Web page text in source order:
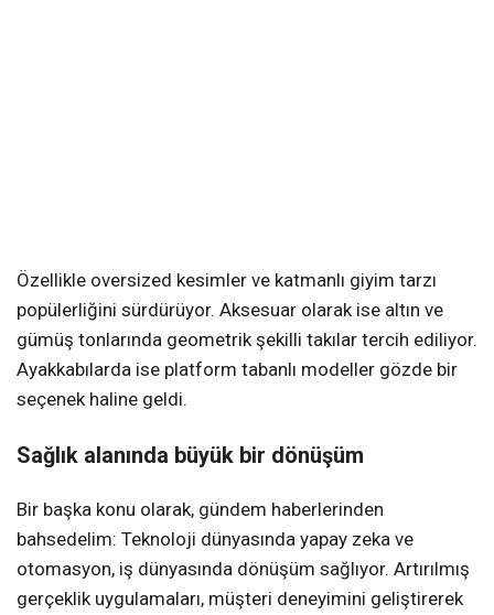
Özellikle oversized kesimler ve katmanlı giyim tarzı
popülerliğini sürdürüyor. Aksesuar olarak ise altın ve
gümüş tonlarında geometrik şekilli takılar tercih ediliyor.
Ayakkabılarda ise platform tabanlı modeller gözde bir
seçenek haline geldi.
Sağlık alanında büyük bir dönüşüm
Bir başka konu olarak, gündem haberlerinden
bahsedelim: Teknoloji dünyasında yapay zeka ve
otomasyon, iş dünyasında dönüşüm sağlıyor. Artırılmış
gerçeklik uygulamaları, müşteri deneyimini geliştirerek